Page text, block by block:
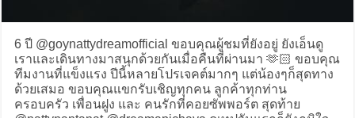
6 ปี @goynattydreamofficial ขอบคุณผู้ชมที่ยังอยู่ ยังเอ็นดู
เราและเดินทางมาสนุกด้วยกันเมื่อคืนที่ผ่านมา 🫶🏻 ขอบคุณ
ทีมงานที่แข็งแรง ปีนี้หลายโปรเจคต์มากๆ แต่น้องๆก็สุดทาง
ด้วยเสมอ ขอบคุณแขกรับเชิญทุกคน ลูกค้าทุกท่าน
ครอบครัว เพื่อนฝูง และ คนรักที่คอยซัพพอร์ต สุดท้าย